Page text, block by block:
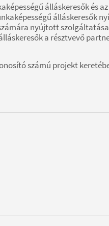
álláskeresők és
álláskeresők
nyújtott
a résztvevő
számú projekt